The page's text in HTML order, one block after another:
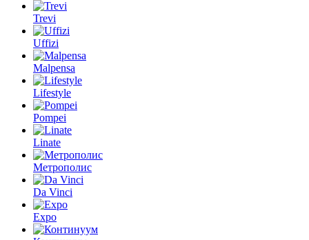
Trevi
Uffizi
Malpensa
Lifestyle
Pompei
Linate
Метрополис
Da Vinci
Expo